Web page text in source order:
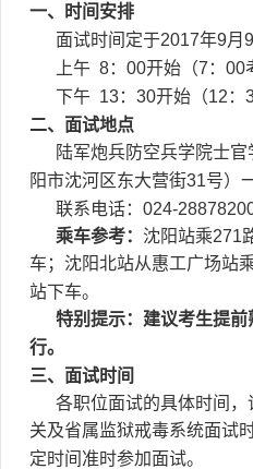
一、时间安排
面试时间定于2017年9月9
上午 8：00开始（7：00
下午 13：30开始（12：
二、面试地点
陆军炮兵防空兵学院士官
阳市沈河区东大营街31号）
联系电话：024-
乘车参考： 沈阳站乘271
车；沈阳北站从惠工广场站
站下车。
特别提示：建议考生提前
行。
三、面试时间
各职位面试的具体时间，
关及省属监狱戒毒系统面试
定时间准时参加面试。